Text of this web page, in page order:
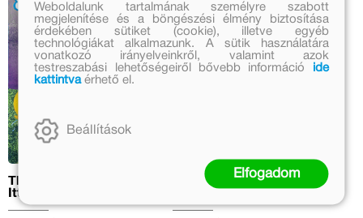
Itt a nagy csapat!
Thomas, a gőzmozdony –
Weboldalunk tartalmának személyre szabott
megjelenítése és a böngészési élmény biztosítása
érdekében sütiket (cookie), illetve egyéb
technológiákat alkalmazunk. A sütik használatára
vonatkozó irányelveinkről, valamint azok
testreszabási lehetőségeiről bővebb információ
ide
kattintvaérhető el.
Beállítások
Elfogadom